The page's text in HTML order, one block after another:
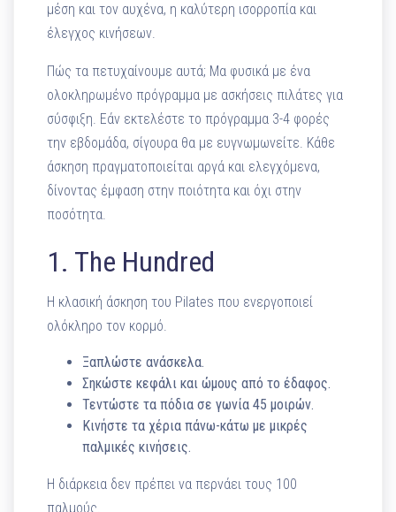
μέση και τον αυχένα, η καλύτερη ισορροπία και
έλεγχος κινήσεων.
Πώς τα πετυχαίνουμε αυτά; Μα φυσικά με ένα
ολοκληρωμένο πρόγραμμα με ασκήσεις πιλάτες για
σύσφιξη. Εάν εκτελέστε το πρόγραμμα 3-4 φορές
την εβδομάδα, σίγουρα θα με ευγνωμωνείτε. Κάθε
άσκηση πραγματοποιείται αργά και ελεγχόμενα,
δίνοντας έμφαση στην ποιότητα και όχι στην
ποσότητα.
1. The Hundred
Η κλασική άσκηση του Pilates που ενεργοποιεί
ολόκληρο τον κορμό.
Ξαπλώστε ανάσκελα.
Σηκώστε κεφάλι και ώμους από το έδαφος.
Τεντώστε τα πόδια σε γωνία 45 μοιρών.
Κινήστε τα χέρια πάνω-κάτω με μικρές
παλμικές κινήσεις.
Η διάρκεια δεν πρέπει να περνάει τους 100
παλμούς.